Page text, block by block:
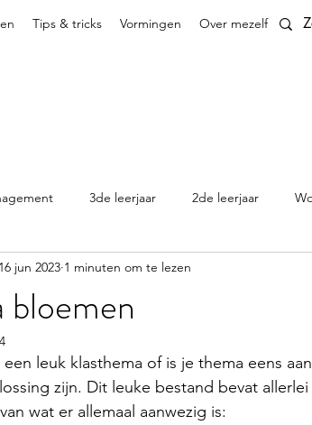
Tips & tricks Vormingen Over mezelf
3de leerjaar 2de leerjaar
4de leerjaar planningen
Klasthema's en kalenders
bloemen
16 jun 2023 1 minuten om te lezen
leuk klasthema of is je thema eens
zijn. Dit leuke bestand bevat allerlei
wat er allemaal aanwezig is: